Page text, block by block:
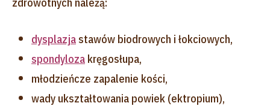
dysplazja stawów biodrowych i łokciowych,
spondyloza kręgosłupa,
młodzieńcze zapalenie kości,
wady ukształtowania powiek (ektropium),